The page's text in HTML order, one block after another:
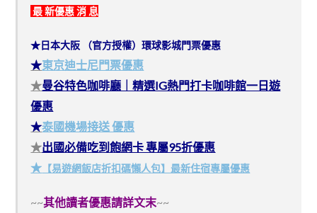
最 新優惠 消 息
★日本大阪 （官方授權）環球影城門票優惠
★東京迪士尼門票優惠
★曼谷特色咖啡廳｜精選IG熱門打卡咖啡館一日遊
優惠
★泰國機場接送 優惠
★出國必備吃到飽網卡 專屬95折優惠
★ 【易遊網飯店折扣碼懶人包】最新住宿專屬優惠
~~其他讀者優惠請詳文末~~